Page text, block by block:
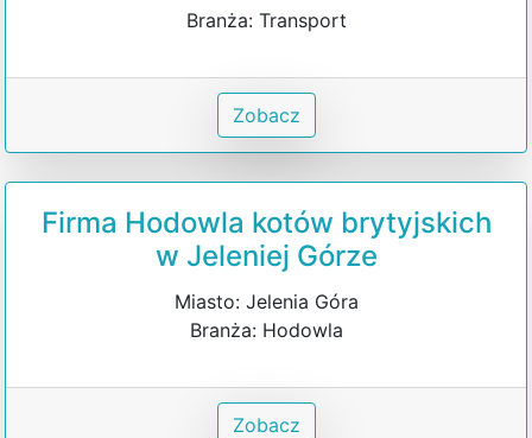
Branża: Transport
Zobacz
Firma Hodowla kotów brytyjskich
w Jeleniej Górze
Miasto: Jelenia Góra
Branża: Hodowla
Zobacz